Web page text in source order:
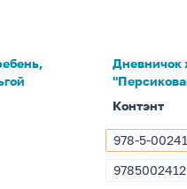
обложка"
+
Дневничок
Контэнт
978-
5-
978-5-